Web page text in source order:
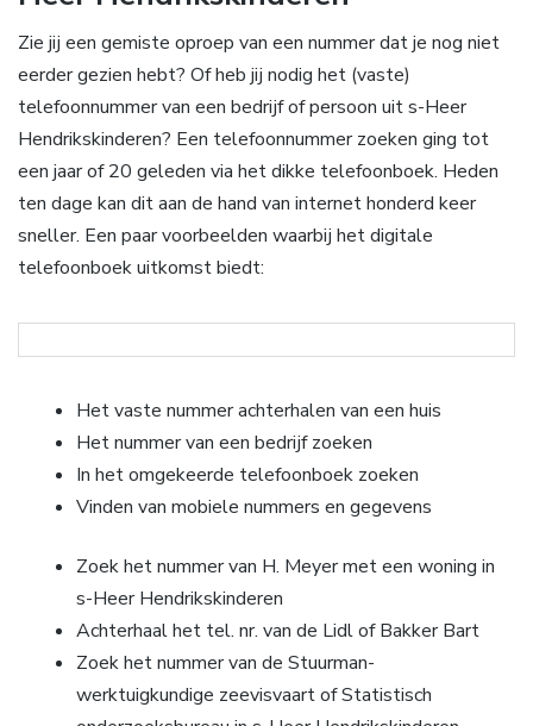
Zie jij een gemiste oproep van een nummer dat je nog niet
eerder gezien hebt? Of heb jij nodig het (vaste)
telefoonnummer van een bedrijf of persoon uit s-Heer
Hendrikskinderen? Een telefoonnummer zoeken ging tot
een jaar of 20 geleden via het dikke telefoonboek. Heden
ten dage kan dit aan de hand van internet honderd keer
sneller. Een paar voorbeelden waarbij het digitale
telefoonboek uitkomst biedt:
Het vaste nummer achterhalen van een huis
Het nummer van een bedrijf zoeken
In het omgekeerde telefoonboek zoeken
Vinden van mobiele nummers en gegevens
Zoek het nummer van H. Meyer met een woning in
s-Heer Hendrikskinderen
Achterhaal het tel. nr. van de Lidl of Bakker Bart
Zoek het nummer van de Stuurman-
werktuigkundige zeevisvaart of Statistisch